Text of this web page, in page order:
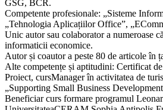
GSG, BCR.
Competente profesionale: „Sisteme
„Tehnologia Aplicațiilor Office”,
Unic autor sau colaborator a numeroase
informaticii economice.
Autor și coautor a peste 80 de articole în
Alte competențe și aptitudini: Certificat
Proiect, cursManager în activitatea de
„Supporting Small Business
Beneficiar curs formare programul